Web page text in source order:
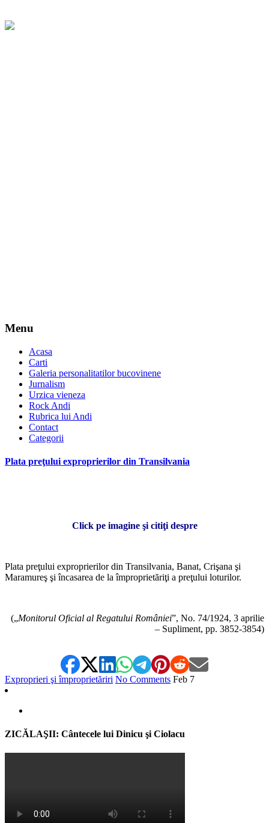
Menu
Acasa
Carti
Galeria personalitatilor bucovinene
Jurnalism
Urzica vieneza
Rock Andi
Rubrica lui Andi
Contact
Categorii
Plata preţului exproprierilor din Transilvania
Click pe imagine şi citiţi despre
Plata preţului exproprierilor din Transilvania, Banat, Crişana şi
Maramureş şi încasarea de la împroprietăriţi a preţului loturilor.
(„Monitorul Oficial al Regatului României”, No. 74/1924, 3 aprilie
– Supliment, pp. 3852-3854)
Exproprieri şi împroprietăriri No Comments Feb 7
ZICĂLAŞII: Cântecele lui Dinicu şi Ciolacu